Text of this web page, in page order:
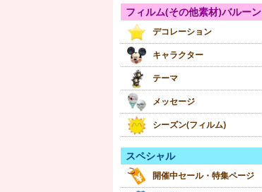
フィルム(その他素材)バルーン
デコレーション
キャラクター
テーマ
メッセージ
シーズン(フィルム)
スペシャル
開催中セール・特集ページ